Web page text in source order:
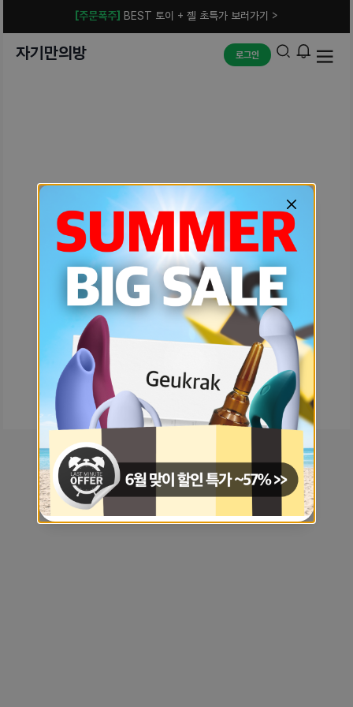
[주문폭주] BEST 토이 + 젤 초특가 보러가기 >
자기만의방 로그인
예상치 못한 에러입니다.